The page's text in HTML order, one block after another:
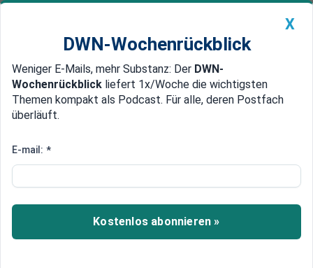
Newsticker MEIN DWN: Geldanlage Premium
Edelmetalle DWN-Magazin China
Türkei marschiert im Nordosten
Kurden verraten?
Die Türkei wird alsbald im Nordosten Syriens
einmarschieren, um eine Sicherheitszone
X
DWN-Wochenrückblick
Weniger E-Mails, mehr Substanz: Der DWN-
Wochenrückblick liefert 1x/Woche die wichtigsten
Themen kompakt als Podcast. Für alle, deren Postfach
überläuft.
E-mail: *
Kostenlos abonnieren »